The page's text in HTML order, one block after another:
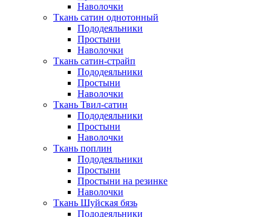
Наволочки
Ткань сатин однотонный
Пододеяльники
Простыни
Наволочки
Ткань сатин-страйп
Пододеяльники
Простыни
Наволочки
Ткань Твил-сатин
Пододеяльники
Простыни
Наволочки
Ткань поплин
Пододеяльники
Простыни
Простыни на резинке
Наволочки
Ткань Шуйская бязь
Пододеяльники